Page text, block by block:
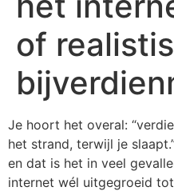
of
Je hoort het overal:
het strand, terwijl je
en dat is het in veel
internet wél uitgegroeid